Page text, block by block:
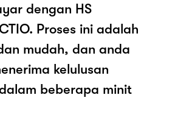
dengan HS
Proses ini adalah
mudah, dan anda
kelulusan
beberapa minit